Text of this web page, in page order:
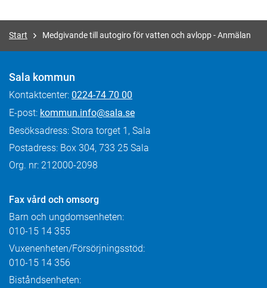
Start Medgivande till autogiro för vatten och avlopp - Anmälan
Sala kommun
Kontaktcenter: 0224-74 70 00
E-post: kommun.info@sala.se
Besöksadress: Stora torget 1, Sala
Postadress: Box 304, 733 25 Sala
Org. nr: 212000-2098
Fax vård och omsorg
Barn och ungdomsenheten:
010-15 14 355
Vuxenenheten/Försörjningsstöd:
010-15 14 356
Biståndsenheten: